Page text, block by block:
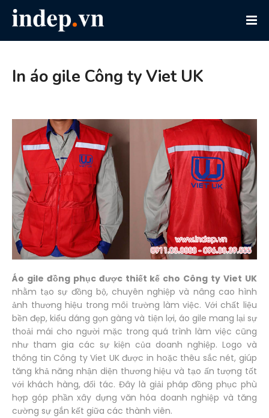
In áo gile Công ty Viet UK
Áo gile đồng phục được thiết kế cho Công ty Viet UK
nhằm tạo sự đồng bộ, chuyên nghiệp và nâng cao hình
ảnh thương hiệu trong môi trường làm việc. Với chất liệu
bền đẹp, kiểu dáng gọn gàng và tiện lợi, áo gile mang lại sự
thoải mái cho người mặc trong quá trình làm việc cũng
như tham gia các sự kiện của doanh nghiệp. Logo và
thông tin Công ty Viet UK được in hoặc thêu sắc nét, giúp
tăng khả năng nhận diện thương hiệu và tạo ấn tượng tốt
với khách hàng, đối tác. Đây là giải pháp đồng phục phù
hợp góp phần xây dựng văn hóa doanh nghiệp và tăng
cường sự gắn kết giữa các thành viên.